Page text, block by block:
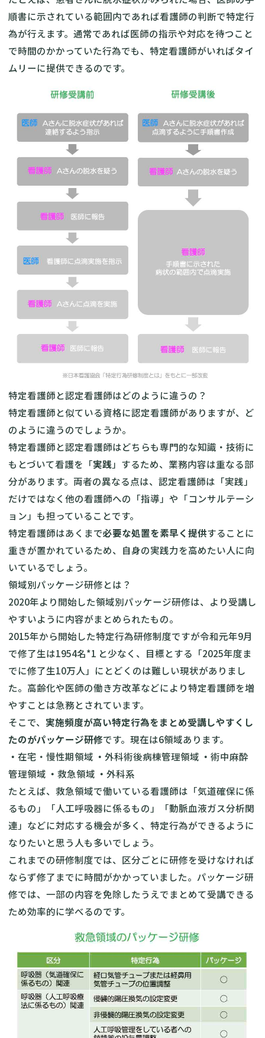
順書に示されている範囲内であれば看護師の判断で特定行
為が行えます。通常であれば医師の指示や対応を待つこと
で時間のかかっていた行為でも、特定看護師がいればタイ
ムリーに提供できるのです。
特定看護師と認定看護師はどのように違うの？
特定看護師と似ている資格に認定看護師がありますが、ど
のように違うのでしょうか。
特定看護師と認定看護師はどちらも専門的な知識・技術に
もとづいて看護を「実践」するため、業務内容は重なる部
分があります。両者の異なる点は、認定看護師は「実践」
だけではなく他の看護師への「指導」や「コンサルテーシ
ョン」も担っていることです。
特定看護師はあくまで必要な処置を素早く提供することに
重きが置かれているため、自身の実践力を高めたい人に向
いているでしょう。
領域別パッケージ研修とは？
2020年より開始した領域別パッケージ研修は、より受講し
やすいように内容がまとめられたもの。
2015年から開始した特定行為研修制度ですが令和元年9月
で修了生は1954名*1 と少なく、目標とする「2025年度ま
でに修了生10万人」にとどくのは難しい現状がありまし
た。高齢化や医師の働き方改革などにより特定看護師を増
やすことは急務とされています。
そこで、 実施頻度が高い特定行為をまとめ受講しやすくし
たのがパッケージ研修です。現在は6領域あります。
・ 在宅・慢性期領域 ・ 外科術後病棟管理領域 ・ 術中麻酔
管理領域 ・ 救急領域 ・ 外科系
たとえば、救急領域で働いている看護師は「気道確保に係
るもの」「人工呼吸器に係るもの」「動脈血液ガス分析関
連」などに対応する機会が多く、特定行為ができるように
なりたいと思う人も多いでしょう。
これまでの研修制度では、区分ごとに研修を受けなければ
ならず修了までに時間がかかっていました。パッケージ研
修では、一部の内容を免除したうえでまとめて受講できる
ため効率的に学べるのです。